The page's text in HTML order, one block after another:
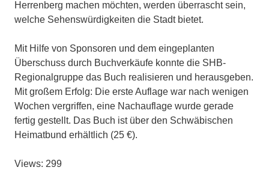
Herrenberg ma­chen möchten, werden überrascht sein,
wel­che Sehenswürdigkei­ten die Stadt bietet.
Mit Hilfe von Sponsoren und dem eingeplanten
Überschuss durch Buch­verkäufe konnte die SHB-
Regionalgruppe das Buch realisieren und he­rausgeben.
Mit großem Erfolg: Die erste Auflage war nach wenigen
Wochen vergriffen, eine Nachauflage wurde gerade
fertig gestellt. Das Buch ist über den Schwäbischen
Heimatbund erhältlich (25 €).
Views: 299